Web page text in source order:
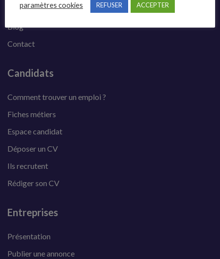
Questions fréquentes
Blog
Contact
Candidats
Comment trouver un emploi ?
Fiches métiers
Espace candidat
Déposer un CV
Ils recrutent
Rédiger son CV
Entreprises
Présentation
Publier une annonce
paramètres cookies REFUSER ACCEPTER